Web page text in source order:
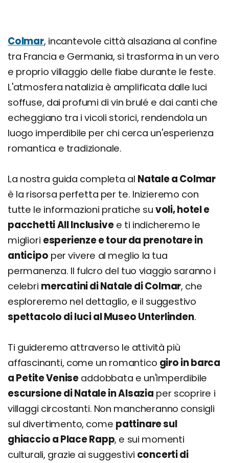
Colmar, incantevole città alsaziana al confine
tra Francia e Germania, si trasforma in un vero
e proprio villaggio delle fiabe durante le feste.
L'atmosfera natalizia è amplificata dalle luci
soffuse, dai profumi di vin brulé e dai canti che
echeggiano tra i vicoli storici, rendendola un
luogo imperdibile per chi cerca un'esperienza
romantica e tradizionale.
La nostra guida completa al Natale a Colmar
è la risorsa perfetta per te. Inizieremo con
tutte le informazioni pratiche su voli, hotel e
pacchetti All Inclusivee ti indicheremo le
migliori esperienze e tour da prenotare in
anticipo per vivere al meglio la tua
permanenza. Il fulcro del tuo viaggio saranno i
celebri mercatini di Natale di Colmar, che
esploreremo nel dettaglio, e il suggestivo
spettacolo di luci al Museo Unterlinden.
Ti guideremo attraverso le attività più
affascinanti, come un romantico giro in barca
a Petite Venise addobbata e un'imperdibile
escursione di Natale in Alsazia per scoprire i
villaggi circostanti. Non mancheranno consigli
sul divertimento, come pattinare sul
ghiaccio a Place Rapp, e sui momenti
culturali, grazie ai suggestivi concerti di